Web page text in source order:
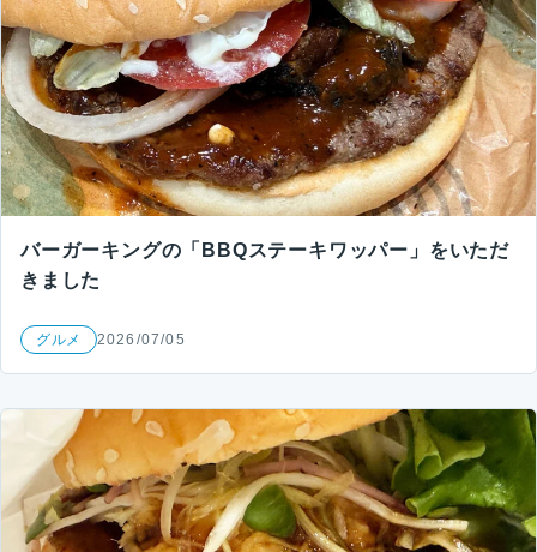
バーガーキングの「BBQステーキワッパー」をいただ
きました
グルメ 2026/07/05